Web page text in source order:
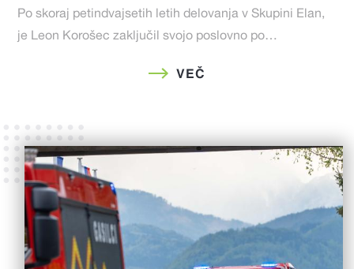
Po skoraj petindvajsetih letih delovanja v Skupini Elan,
je Leon Korošec zaključil svojo poslovno po…
VEČ